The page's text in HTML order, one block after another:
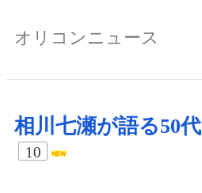
オリコンニュース
相川七瀬が語る50
10